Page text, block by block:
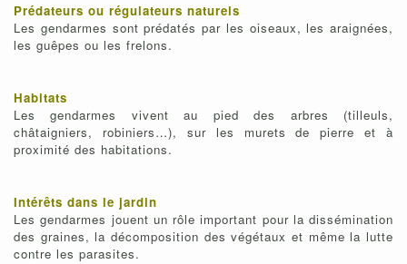
Prédateurs ou régulateurs naturels
Les gendarmes sont prédatés par les oiseaux, les araignées,
les guêpes ou les frelons.
Habitats
Les gendarmes vivent au pied des arbres (tilleuls,
châtaigniers, robiniers…), sur les murets de pierre et à
proximité des habitations.
Intérêts dans le jardin
Les gendarmes jouent un rôle important pour la dissémination
des graines, la décomposition des végétaux et même la lutte
contre les parasites.